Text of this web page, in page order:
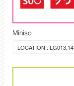
Miniso
LOCATION : LG013,14